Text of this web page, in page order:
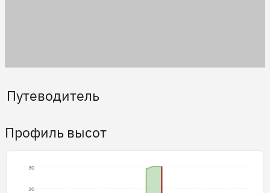
Путеводитель
Профиль высот
20
30